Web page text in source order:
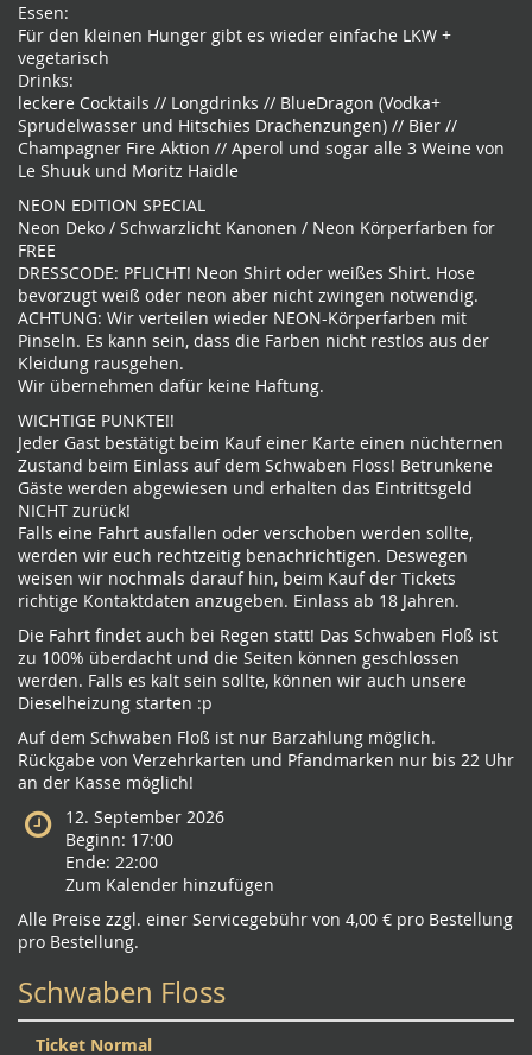
Essen:
Für den kleinen Hunger gibt es wieder einfache LKW +
vegetarisch
Drinks:
leckere Cocktails // Longdrinks // BlueDragon (Vodka+
Sprudelwasser und Hitschies Drachenzungen) // Bier //
Champagner Fire Aktion // Aperol und sogar alle 3 Weine von
Le Shuuk und Moritz Haidle
NEON EDITION SPECIAL
Neon Deko / Schwarzlicht Kanonen / Neon Körperfarben for
FREE
DRESSCODE: PFLICHT! Neon Shirt oder weißes Shirt. Hose
bevorzugt weiß oder neon aber nicht zwingen notwendig.
ACHTUNG: Wir verteilen wieder NEON-Körperfarben mit
Pinseln. Es kann sein, dass die Farben nicht restlos aus der
Kleidung rausgehen.
Wir übernehmen dafür keine Haftung.
WICHTIGE PUNKTE!!
Jeder Gast bestätigt beim Kauf einer Karte einen nüchternen
Zustand beim Einlass auf dem Schwaben Floss! Betrunkene
Gäste werden abgewiesen und erhalten das Eintrittsgeld
NICHT zurück!
Falls eine Fahrt ausfallen oder verschoben werden sollte,
werden wir euch rechtzeitig benachrichtigen. Deswegen
weisen wir nochmals darauf hin, beim Kauf der Tickets
richtige Kontaktdaten anzugeben. Einlass ab 18 Jahren.
Die Fahrt findet auch bei Regen statt! Das Schwaben Floß ist
zu 100% überdacht und die Seiten können geschlossen
werden. Falls es kalt sein sollte, können wir auch unsere
Dieselheizung starten :p
Auf dem Schwaben Floß ist nur Barzahlung möglich.
Rückgabe von Verzehrkarten und Pfandmarken nur bis 22 Uhr
an der Kasse möglich!
12. September 2026
Beginn: 17:00
Ende: 22:00
Zum Kalender hinzufügen
Alle Preise zzgl. einer Servicegebühr von 4,00 € pro Bestellung
pro Bestellung.
Schwaben Floss
Ticket Normal